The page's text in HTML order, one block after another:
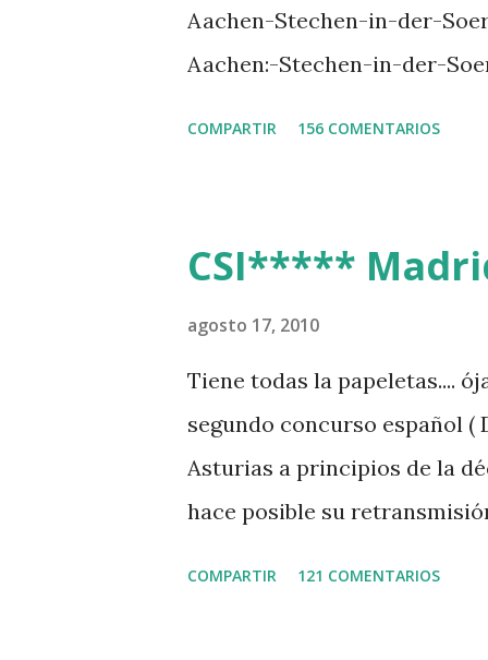
Aachen-Stechen-in-der-
Aachen:-Stechen-in-der-
COMPARTIR 156 COMENTARIOS
CSI*****
agosto 17, 2010
Tiene todas la papeletas....
segundo concurso español
Asturias a principios de la
hace posible su
COMPARTIR 121 COMENTARIOS